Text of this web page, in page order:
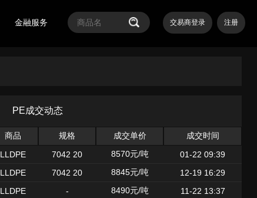
交易商登录 注册
金融服务
PE成交动态
商品 规格 成交单价
成交时间
LLDPE 7042 20 8570元/吨
01-22 09:39
LLDPE 7042 20 8845元/吨
12-19 16:29
LLDPE - 8490元/吨
11-22 13:37